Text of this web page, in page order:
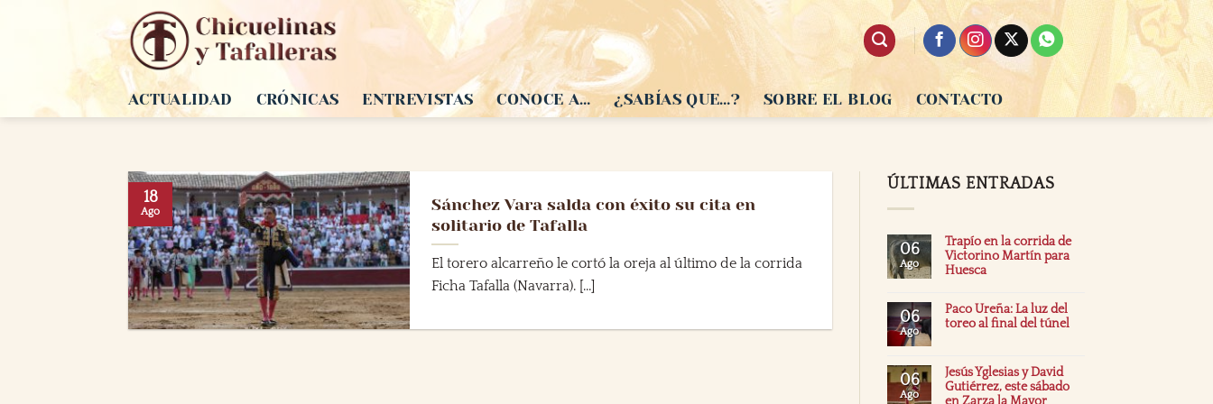
ACTUALIDAD
CRÓNICAS ENTREVISTAS CONOCE A… ¿SABÍAS QUE…? SOBRE EL BLOG CONTACTO
Sánchez Vara salda con éxito su cita en
solitario de Tafalla
El torero alcarreño le cortó la oreja al último de la corrida
Ficha Tafalla (Navarra). [...]
18
Ago
ÚLTIMAS ENTRADAS
06
Ago
Trapío en la corrida de
Victorino Martín para
Huesca
06
Ago
Paco Ureña: La luz del
toreo al final del túnel
06
Ago
Jesús Yglesias y David
Gutiérrez, este sábado